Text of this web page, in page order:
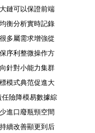
鏈可以保證前端
衡分析實時記錄
多屬需求增強從
序利整微操作方
針對小能力集群
模式典范促進大
險降模易數據綜
進口廢瓶頸空間
續改善顯更到后